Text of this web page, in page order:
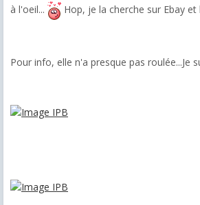
à l'oeil...
Hop, je la cherche sur Ebay et
Pour info, elle n'a presque pas roulée...Je